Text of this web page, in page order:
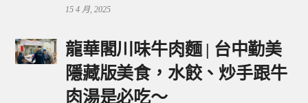
15 4 月, 2025
龍華閣川味牛肉麵 | 台中勤美
隱藏版美食，水餃、炒手跟牛
肉湯是必吃～